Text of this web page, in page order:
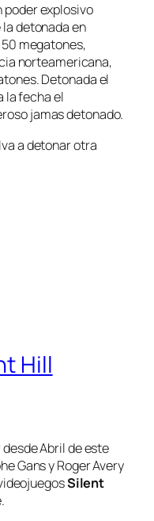
poder explosivo
detonada en
megatones,
norteamericana,
Detonada el
la fecha el
jamas detonado.
a detonar otra
Hill
Abril de este
GansyRoger Avery
Silent